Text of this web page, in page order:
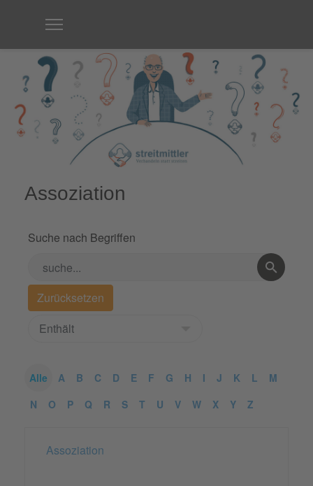
Assoziation
Suche nach Begriffen
Alle A B C D E F G H I J K L
M
N
O P Q R S T U V W X Y Z
Assoziation